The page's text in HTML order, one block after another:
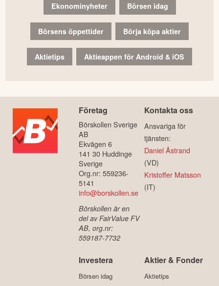
Ekonominyheter Börsen idag
Börsens öppettider Börja köpa aktier
Aktietips Aktieappen för Android & iOS
Företag
Börskollen Sverige
AB
Ekvägen 6
141 30 Huddinge
Sverige
Org.nr: 559236-
5141
info@borskollen.se
Börskollen är en
del av FairValue FV
AB, org.nr:
559187-7732
Kontakta oss
Ansvariga för
tjänsten:
Daniel Åstrand
(VD)
Kristoffer Matsson
(IT)
Investera
Börsen idag
Aktier & Fonder
Aktietips